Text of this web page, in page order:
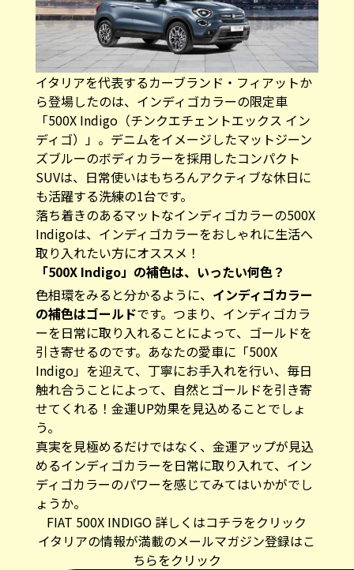
イタリアを代表するカーブランド・フィアットか
ら登場したのは、インディゴカラーの限定車
「500X Indigo（チンクエチェントエックス イン
ディゴ） 」。デニムをイメージしたマットジーン
ズブルーのボディカラーを採用したコンパクト
SUVは、日常使いはもちろんアクティブな休日に
も活躍する洗練の1台です。
落ち着きのあるマットなインディゴカラーの500X
Indigoは、インディゴカラーをおしゃれに生活へ
取り入れたい方にオススメ！
「500X Indigo」の補色は、いったい何色？
色相環をみると分かるように、 インディゴカラー
の補色はゴールドです。つまり、インディゴカラ
ーを日常に取り入れることによって、ゴールドを
引き寄せるのです。あなたの愛車に「500X
Indigo」を迎えて、丁寧にお手入れを行い、毎日
触れ合うことによって、自然とゴールドを引き寄
せてくれる！金運UP効果を見込めることでしょ
う。
真実を見極めるだけではなく、金運アップが見込
めるインディゴカラーを日常に取り入れて、イン
ディゴカラーのパワーを感じてみてはいかがでし
ょうか。
FIAT 500X INDIGO 詳しくはコチラをクリック
イタリアの情報が満載のメールマガジン登録はこ
ちらをクリック